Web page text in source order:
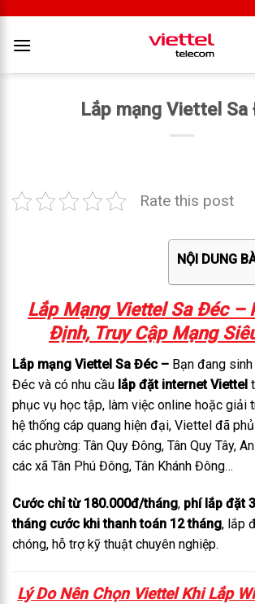
Lắp mạng Viettel Sa
Rate this post
NỘI DUNG
Lắp Mạng Viettel Sa Đéc –
Định, Truy Cập Mạng
Lắp mạng Viettel Sa Đéc – Bạn đang
Đéc và có nhu cầu lắp đặt internet Viettel
phục vụ học tập, làm việc online hoặc giải
hệ thống cáp quang hiện đại, Viettel đã
các phường: Tân Quy Đông, Tân Quy Tây,
các xã Tân Phú Đông, Tân Khánh Đông…
Cước chỉ từ 180.000đ/tháng, phí lắp đặt
tháng cước khi thanh toán 12 tháng, lắp
chóng, hỗ trợ kỹ thuật chuyên nghiệp.
Lý Do Nên Chọn Viettel Khi Lắp